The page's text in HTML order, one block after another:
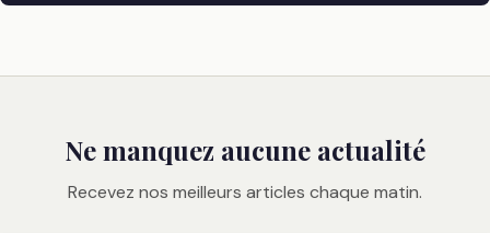
Ne manquez aucune actualité
Recevez nos meilleurs articles chaque matin.